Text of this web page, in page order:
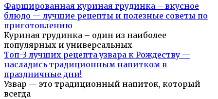
Фаршированная куриная грудинка – вкусное
блюдо — лучшие рецепты и полезные советы по
приготовлению
Куриная грудинка – один из наиболее
популярных и универсальных
Топ-3 лучших рецепта узвара к Рождеству —
насладись традиционным напитком в
праздничные дни!
Узвар — это традиционный напиток, который
всегда